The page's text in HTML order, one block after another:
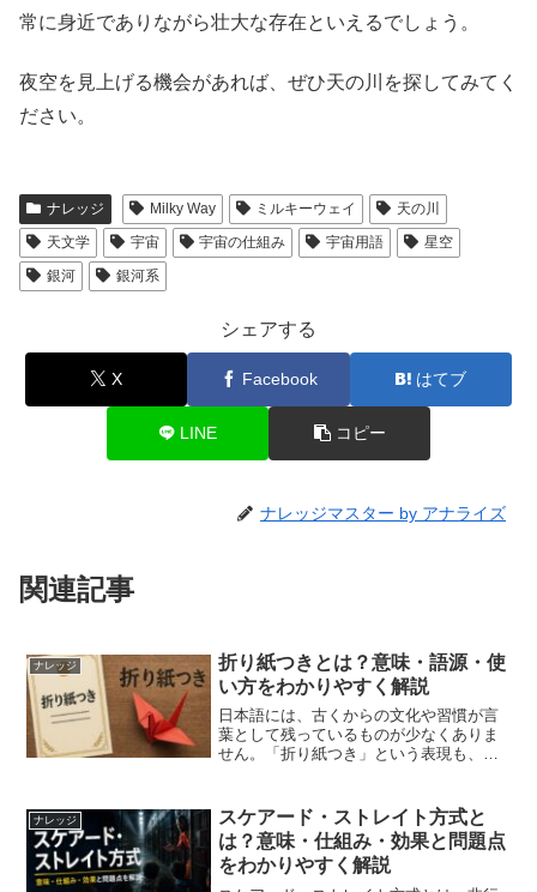
常に身近でありながら壮大な存在といえるでしょう。
夜空を見上げる機会があれば、ぜひ天の川を探してみてく
ださい。
ナレッジ Milky Way ミルキーウェイ
天の川
天文学
宇宙 宇宙の仕組み 宇宙用語
星空
銀河
銀河系
シェアする
X Facebook はてブ
LINE コピー
ナレッジマスター by アナライズ
関連記事
ナレッジ
折り紙つきとは？意味・語源・使
い方をわかりやすく解説
日本語には、古くからの文化や習慣が言
葉として残っているものが少なくありま
せん。「折り紙つき」という表現も、そ
深く理解している人は意外と少ないかも
しれません。この記事では...
ナレッジ
スケアード・ストレイト方式と
は？意味・仕組み・効果と問題点
をわかりやすく解説